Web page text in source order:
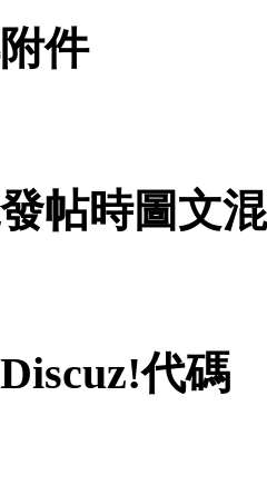
件
帖時圖文
代碼